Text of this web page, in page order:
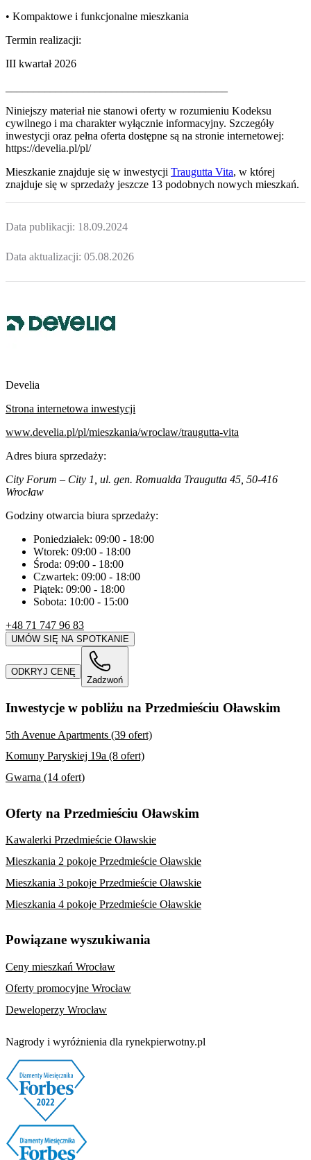
• Kompaktowe i funkcjonalne mieszkania
Termin realizacji:
III kwartał 2026
Niniejszy materiał nie stanowi oferty w rozumieniu Kodeksu
cywilnego i ma charakter wyłącznie informacyjny. Szczegóły
inwestycji oraz pełna oferta dostępne są na stronie internetowej:
https://develia.pl/pl/
Mieszkanie znajduje się w inwestycji Traugutta Vita, w której
znajduje się w sprzedaży jeszcze 13 podobnych nowych mieszkań.
Data publikacji: 18.09.2024
Data aktualizacji: 05.08.2026
Develia
Strona internetowa inwestycji
www.develia.pl/pl/mieszkania/wroclaw/traugutta-vita
Adres biura sprzedaży:
City Forum – City 1, ul. gen. Romualda Traugutta 45, 50-416
Wrocław
Godziny otwarcia biura sprzedaży:
Poniedziałek: 09:00 - 18:00
Wtorek: 09:00 - 18:00
Środa: 09:00 - 18:00
Czwartek: 09:00 - 18:00
Piątek: 09:00 - 18:00
Sobota: 10:00 - 15:00
+48 71 747 96 83
UMÓW SIĘ NA SPOTKANIE
ODKRYJ CENĘ
Zadzwoń
Inwestycje w pobliżu na Przedmieściu Oławskim
5th Avenue Apartments (39 ofert)
Komuny Paryskiej 19a (8 ofert)
Gwarna (14 ofert)
Oferty na Przedmieściu Oławskim
Kawalerki Przedmieście Oławskie
Mieszkania 2 pokoje Przedmieście Oławskie
Mieszkania 3 pokoje Przedmieście Oławskie
Mieszkania 4 pokoje Przedmieście Oławskie
Powiązane wyszukiwania
Ceny mieszkań Wrocław
Oferty promocyjne Wrocław
Deweloperzy Wrocław
Nagrody i wyróżnienia dla rynekpierwotny.pl